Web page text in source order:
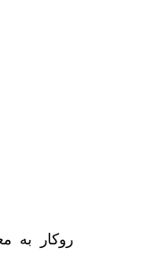
روکار به